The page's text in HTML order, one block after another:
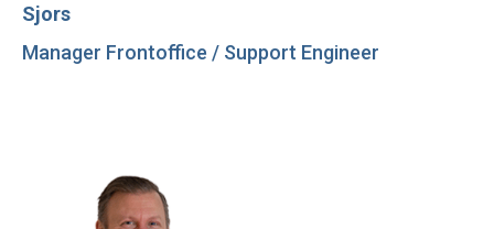
Sjors
Manager Frontoffice / Support Engineer